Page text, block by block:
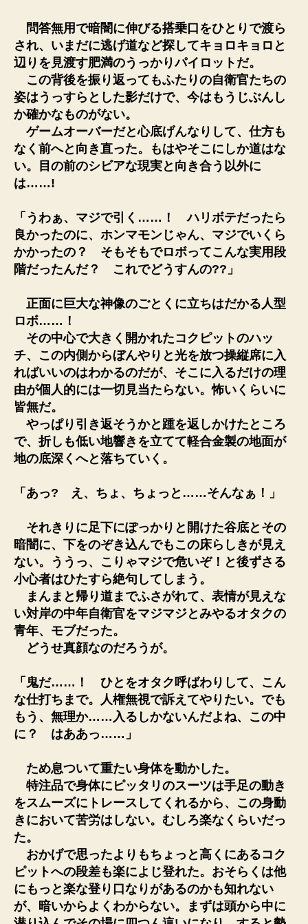
問答無用で暗闇に伸びる搭乗口をひとりで渡ら
され、いまだに逃げ道など探してキョロキョロと
辺りを見渡す肥満のうっかりパイロットだ。
この背後を振り返ってもふたりの自衛官たちの
姿はうっすらとした影だけで、今はもうじぶんし
か確かなものがない。
ゲームオーバーだと心底げんなりして、仕方も
なく前へと向き直った。もはやそこにしか道はな
い。目の前のシビアな現実と向き合う以外に
は……!
「うわぁ、マジで引く……！ ハリボテだったら
良かったのに、ホンマモンじゃん、マジでいくら
かかったの？ そもそもでロボってこんな実用段
階だったんだ？ これでどうすんの??」
正面に巨大な神像のごとくに立ちはだかる人型
ロボ……！
その中心で大きく開かれたコクピットのハッ
チ、この内側からぼんやりと光を放つ操縦席に入
ればいいのはわかるのだが、そこに入るだけの理
由が個人的には一切見当たらない。怖いくらいに
皆無だ。
やっぱり引き返そうかと踵を返しかけたところ
で、折しも低い地響きを立てて軽合金製の地面が
地の底深くへと落ちていく。
「あっ? え、ちょ、ちょっと……そんなぁ！」
それきりに足下にぽっかりと開けた谷底とその
暗闇に、下をのぞき込んでもこの床らしきが見え
ない。ううっ、こりゃマジで危いぞ！と後ずさる
小心者はひたすら絶句してしまう。
まんまと帰り道までふさがれて、表情が見えな
い対岸の中年自衛官をマジマジとみやるオタクの
青年、モブだった。
どうせ真顔なのだろうが。
「鬼だ……！ ひとをオタク呼ばわりして、こん
な仕打ちまで。人権無視で訴えてやりたい。でも
もう、無理か……入るしかないんだよね、この中
に？ はああっ……」
ため息ついて重たい身体を動かした。
特注品で身体にピッタリのスーツは手足の動き
をスムーズにトレースしてくれるから、この身動
きにおいて苦労はしない。むしろ楽なくらいだっ
た。
おかげで思ったよりもちょっと高くにあるコク
ピットへの段差も楽によじ登れた。おそらくは他
にもっと楽な登り口なりがあるのかも知れない
が、暗いからよくわからない。まずは頭から中に